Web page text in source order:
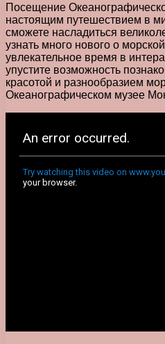
Посещение
настоящим путешествием в
сможете насладиться
узнать много нового о
увлекательное время в
упустите возможность
красотой и разнообразием
Океанографическом музее